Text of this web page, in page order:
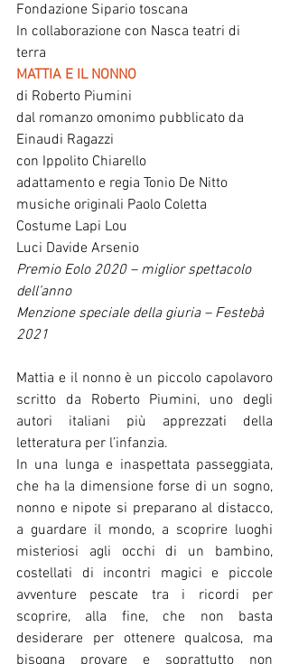
Fondazione Sipario toscana
In collaborazione con Nasca teatri di
terra
MATTIA E IL NONNO
di Roberto Piumini
dal romanzo omonimo pubblicato da
Einaudi Ragazzi
con Ippolito Chiarello
adattamento e regia Tonio De Nitto
musiche originali Paolo Coletta
Costume Lapi Lou
Luci Davide Arsenio
Premio Eolo 2020 – miglior spettacolo
dell’anno
Menzione speciale della giuria – Festebà
2021
Mattia e il nonno è un piccolo capolavoro
scritto da Roberto Piumini, uno degli
autori italiani più apprezzati della
letteratura per l’infanzia.
In una lunga e inaspettata passeggiata,
che ha la dimensione forse di un sogno,
nonno e nipote si preparano al distacco,
a guardare il mondo, a scoprire luoghi
misteriosi agli occhi di un bambino,
costellati di incontri magici e piccole
avventure pescate tra i ricordi per
scoprire, alla fine, che non basta
desiderare per ottenere qualcosa, ma
bisogna provare e soprattutto non